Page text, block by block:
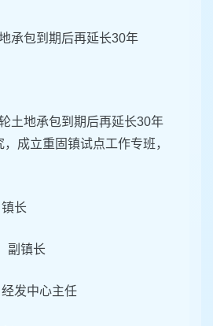
承包到期后再延长30年
土地承包到期后再延长30年
成立重固镇试点工作专班，
长
副镇长
发中心主任